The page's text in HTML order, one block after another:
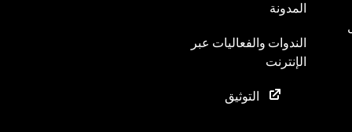
المدونة
الندوات والفعاليات عبر
الإنترنت
التوثيق